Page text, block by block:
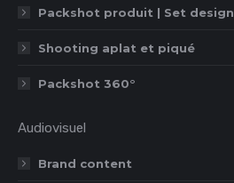
Packshot produit | Set design
Shooting aplat et piqué
Packshot 360°
Audiovisuel
Brand content